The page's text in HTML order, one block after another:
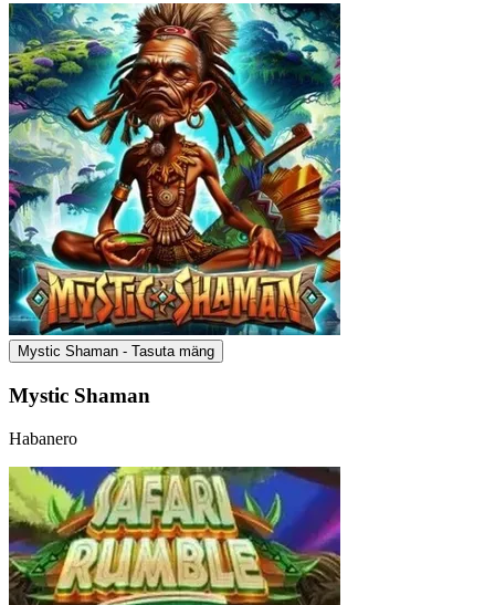
Mystic Shaman - Tasuta mäng
Mystic Shaman
Habanero